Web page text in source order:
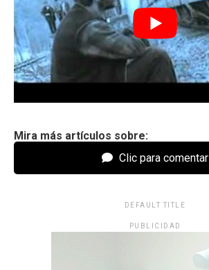
Mira más artículos sobre:
Clic para comentar
DEFAULT TITLE
PUBLICIDAD